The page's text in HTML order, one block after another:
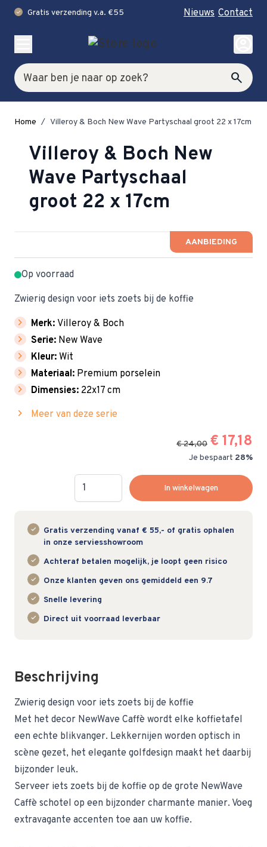
check Gratis verzending v.a. €55 Nieuws Contact
Zoek search
account_circle
Home / Villeroy & Boch New Wave Partyschaal groot 22 x 17cm
Villeroy & Boch New
Wave Partyschaal
groot 22 x 17cm
AANBIEDING
Op voorraad
Zwierig design voor iets zoets bij de koffie
chevron_right Merk: Villeroy & Boch
chevron_right Serie: New Wave
chevron_right Kleur: Wit
chevron_right Materiaal: Premium porselein
chevron_right Dimensies: 22x17 cm
chevron_right Meer van deze serie
€ 24,00 € 17,18
Je bespaart 28%
Hoeveelheid
In winkelwagen
Gratis verzending vanaf € 55,- of gratis ophalen
in onze serviesshowroom
Achteraf betalen mogelijk, je loopt geen risico
Onze klanten geven ons gemiddeld een 9.7
Snelle levering
Direct uit voorraad leverbaar
Beschrijving
Zwierig design voor iets zoets bij de koffie
Met het decor NewWave Caffè wordt elke koffietafel
een echte blikvanger. Lekkernijen worden optisch in
scène gezet, het elegante golfdesign maakt het daarbij
bijzonder leuk.
Serveer iets zoets bij de koffie op de grote NewWave
Caffè schotel op een bijzonder charmante manier. Voeg
extravagante accenten toe aan uw koffie.